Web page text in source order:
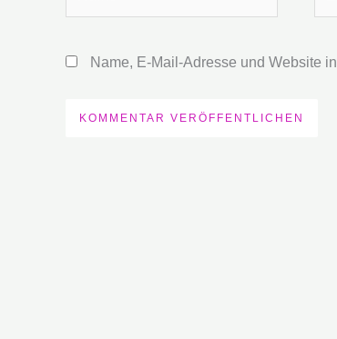
Name, E-Mail-Adresse und Website